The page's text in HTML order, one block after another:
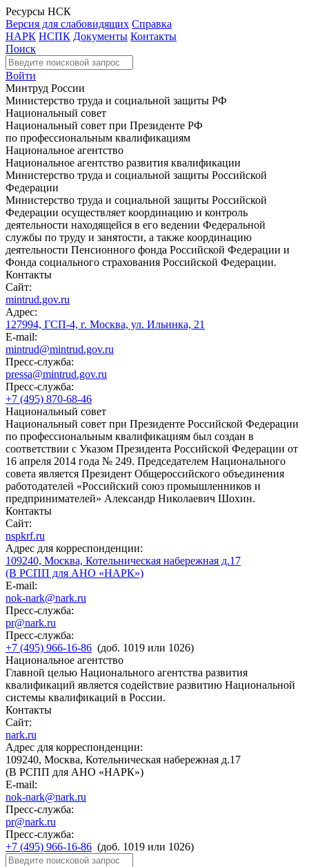
Ресурсы НСК
Версия для слабовидящих Справка
НАРК НСПК Документы Контакты
Поиск
Войти
Минтруд России
Министерство труда и социальной защиты РФ
Национальный совет
Национальный совет при Президенте РФ
по профессиональным квалификациям
Национальное агентство
Национальное агентство развития квалификации
Министерство труда и социальной защиты Российской
Федерации
Министерство труда и социальной защиты Российской
Федерации осуществляет координацию и контроль
деятельности находящейся в его ведении Федеральной
службы по труду и занятости, а также координацию
деятельности Пенсионного фонда Российской Федерации и
Фонда социального страхования Российской Федерации.
Контакты
Сайт:
mintrud.gov.ru
Адрес:
127994, ГСП-4, г. Москва, ул. Ильинка, 21
E-mail:
mintrud@mintrud.gov.ru
Пресс-служба:
pressa@mintrud.gov.ru
Пресс-служба:
+7 (495) 870-68-46
Национальный совет
Национальный совет при Президенте Российской Федерации
по профессиональным квалификациям был создан в
соответствии с Указом Президента Российской Федерации от
16 апреля 2014 года № 249. Председателем Национального
совета является Президент Общероссийского объединения
работодателей «Российский союз промышленников и
предпринимателей» Александр Николаевич Шохин.
Контакты
Сайт:
nspkrf.ru
Адрес для корреспонденции:
109240, Москва, Котельническая набережная д.17
(В РСПП для АНО «НАРК»)
E-mail:
nok-nark@nark.ru
Пресс-служба:
pr@nark.ru
Пресс-служба:
+7 (495) 966-16-86 (доб. 1019 или 1026)
Национальное агентство
Главной целью Национального агентства развития
квалификаций является содействие развитию Национальной
системы квалификаций в России.
Контакты
Сайт:
nark.ru
Адрес для корреспонденции:
109240, Москва, Котельническая набережная д.17
(В РСПП для АНО «НАРК»)
E-mail:
nok-nark@nark.ru
Пресс-служба:
pr@nark.ru
Пресс-служба:
+7 (495) 966-16-86 (доб. 1019 или 1026)